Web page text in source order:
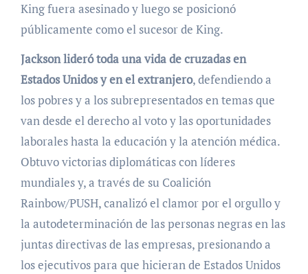
King fuera asesinado y luego se posicionó
públicamente como el sucesor de King.
Jackson lideró toda una vida de cruzadas en
Estados Unidos y en el extranjero, defendiendo a
los pobres y a los subrepresentados en temas que
van desde el derecho al voto y las oportunidades
laborales hasta la educación y la atención médica.
Obtuvo victorias diplomáticas con líderes
mundiales y, a través de su Coalición
Rainbow/PUSH, canalizó el clamor por el orgullo y
la autodeterminación de las personas negras en las
juntas directivas de las empresas, presionando a
los ejecutivos para que hicieran de Estados Unidos